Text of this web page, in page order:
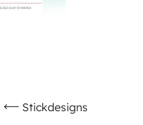
Stickdesigns